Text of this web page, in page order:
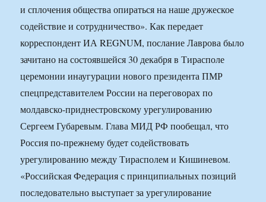
и сплочения общества опираться на наше дружеское
содействие и сотрудничество». Как передает
корреспондент ИА REGNUM, послание Лаврова было
зачитано на состоявшейся 30 декабря в Тирасполе
церемонии инаугурации нового президента ПМР
спецпредставителем России на переговорах по
молдавско-приднестровскому урегулированию
Сергеем Губаревым. Глава МИД РФ пообещал, что
Россия по-прежнему будет содействовать
урегулированию между Тирасполем и Кишиневом.
«Российская Федерация с принципиальных позиций
последовательно выступает за урегулирование